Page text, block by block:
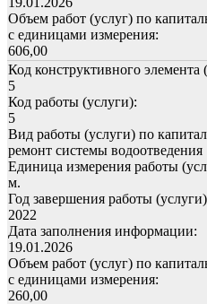
Объем работ (услуг) по
с единицами измерения:
606,00
Код конструктивного элемента
5
Код работы (услуги):
5
Вид работы (услуги) по
ремонт системы водоотведения
Единица измерения работы
м.
Год завершения работы
2022
Дата заполнения информации:
19.01.2026
Объем работ (услуг) по
с единицами измерения:
260,00